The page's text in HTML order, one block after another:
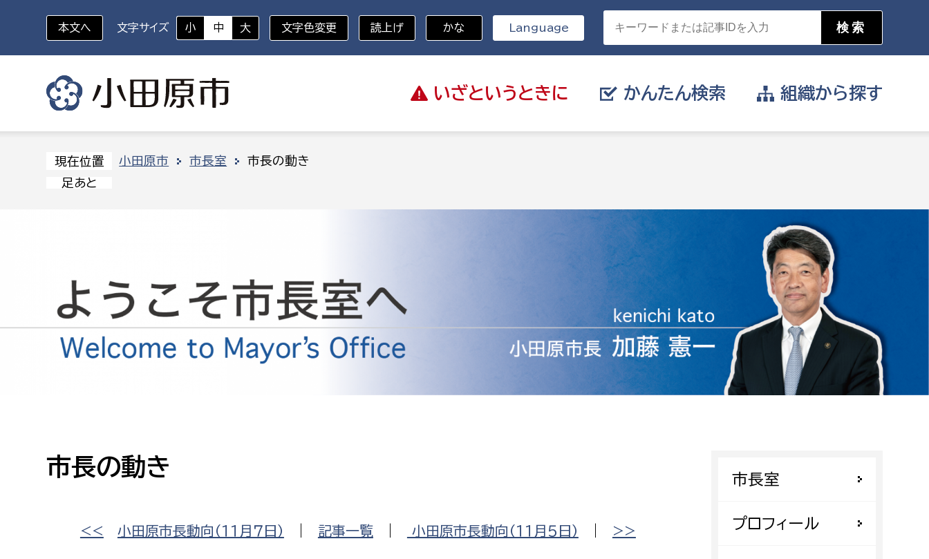
いざと いうときに
いざというときに
防災・ハザードマップ 避難場所 消防
かんたん検索
対象者を選択
小・中学生
高校生・大学生など
傷病者
教育・子育て
防災・安全
文化・生涯学習
届け出や申請をしたい
証明書がほしい
相談をしたい
支払いをしたい
小田原のことを知りたい
イベント・講座などに参加したい
組織から探す
組織から探す
部に属さない室
資産マネジメント課
デジタル推進課
市税総務課
市民税課
地域安全課
スポーツ課
環境保護課
環境事業センター
本文へ 文字サイズ 小 中 大 文字色変更 読上げ かな Language
現在位置 小田原市 市長室
市長の動き
足あと
市長の動き
<< 小田原市長動向（１１月７日） 記事一覧| 小田原市長動向（１１月５日） >>
市長室
プロフィール